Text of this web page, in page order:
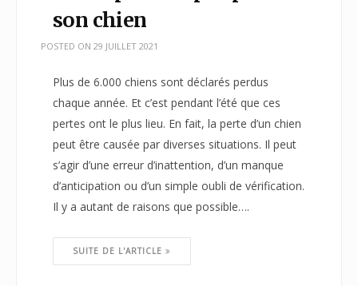
son chien
POSTED ON 29 JUILLET 2021
Plus de 6.000 chiens sont déclarés perdus
chaque année. Et c’est pendant l’été que ces
pertes ont le plus lieu. En fait, la perte d’un chien
peut être causée par diverses situations. Il peut
s’agir d’une erreur d’inattention, d’un manque
d’anticipation ou d’un simple oubli de vérification.
Il y a autant de raisons que possible….
SUITE DE L'ARTICLE